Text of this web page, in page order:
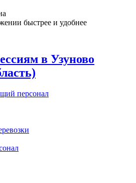
быстрее и удобнее
в Узуново
персонал